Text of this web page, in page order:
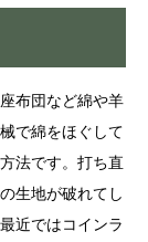
布団など綿や羊
で綿をほぐして
法です。打ち直
生地が破れてし
近ではコインラ